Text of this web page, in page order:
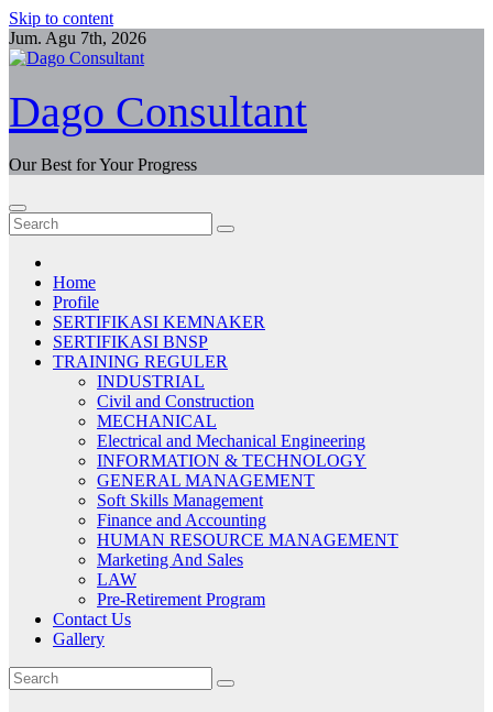
Skip to content
Jum. Agu 7th, 2026
Dago Consultant
Our Best for Your Progress
Home
Profile
SERTIFIKASI KEMNAKER
SERTIFIKASI BNSP
TRAINING REGULER
INDUSTRIAL
Civil and Construction
MECHANICAL
Electrical and Mechanical Engineering
INFORMATION & TECHNOLOGY
GENERAL MANAGEMENT
Soft Skills Management
Finance and Accounting
HUMAN RESOURCE MANAGEMENT
Marketing And Sales
LAW
Pre-Retirement Program
Contact Us
Gallery